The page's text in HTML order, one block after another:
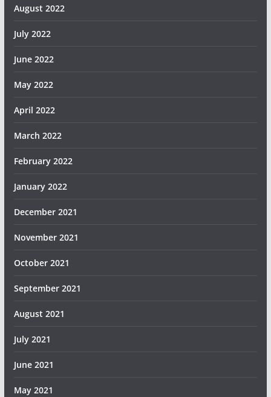
August 2022
July 2022
June 2022
May 2022
April 2022
March 2022
February 2022
January 2022
December 2021
November 2021
October 2021
September 2021
August 2021
July 2021
June 2021
May 2021